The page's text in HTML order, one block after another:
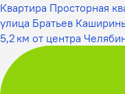
Квартира Просторная
улица Братьев
5,2 км от центра